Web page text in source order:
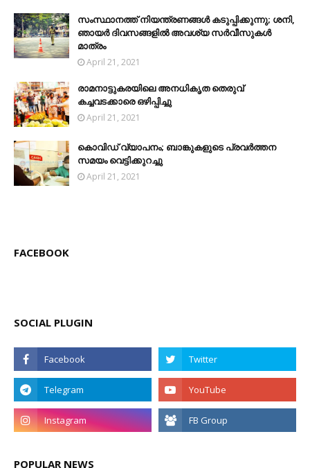
സംസ്ഥാനത്ത് നിയന്ത്രണങ്ങള്‍ കടുപ്പിക്കുന്നു; ശനി,
ഞായര്‍ ദിവസങ്ങളില്‍ അവശ്യ സര്‍വീസുകള്‍
മാത്രം
April 21, 2021
രാമനാട്ടുകരയിലെ അനധികൃത തെരുവ്
കച്ചവടക്കാരെ ഒഴിപ്പിച്ചു
April 21, 2021
കൊവിഡ് വ്യാപനം; ബാങ്കുകളുടെ പ്രവർത്തന
സമയം വെട്ടിക്കുറച്ചു
April 21, 2021
FACEBOOK
SOCIAL PLUGIN
POPULAR NEWS